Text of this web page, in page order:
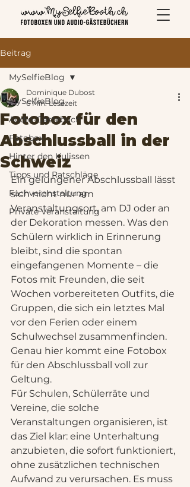
Beitrag
MySelfieBlog
Audio-Gästebuch
Fotobox
Hinter den Kulissen
Tipps und Ratschläge
Fachveranstaltung
Private Veranstaltung
MySelfieBlog
Fotobox für den
Abschlussball in der
Schweiz
Dominique Dubost
6 Min. Lesezeit
Ein gelungener Abschlussball lässt
sich nicht nur am
Veranstaltungsort, am DJ oder an
der Dekoration messen. Was den
Schülern wirklich in Erinnerung
bleibt, sind die spontan
eingefangenen Momente – die
Fotos mit Freunden, die seit
Wochen vorbereiteten Outfits, die
Gruppen, die sich ein letztes Mal
vor den Ferien oder einem
Schulwechsel zusammenfinden.
Genau hier kommt eine Fotobox
für den Abschlussball voll zur
Geltung.
Für Schulen, Schülerräte und
Vereine, die solche
Veranstaltungen organisieren, ist
das Ziel klar: eine Unterhaltung
anzubieten, die sofort funktioniert,
ohne zusätzlichen technischen
Aufwand zu verursachen. Es muss